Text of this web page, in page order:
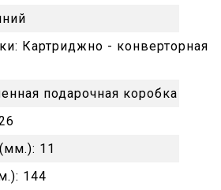
Картриджно - конверторная
подарочная коробка
11
144